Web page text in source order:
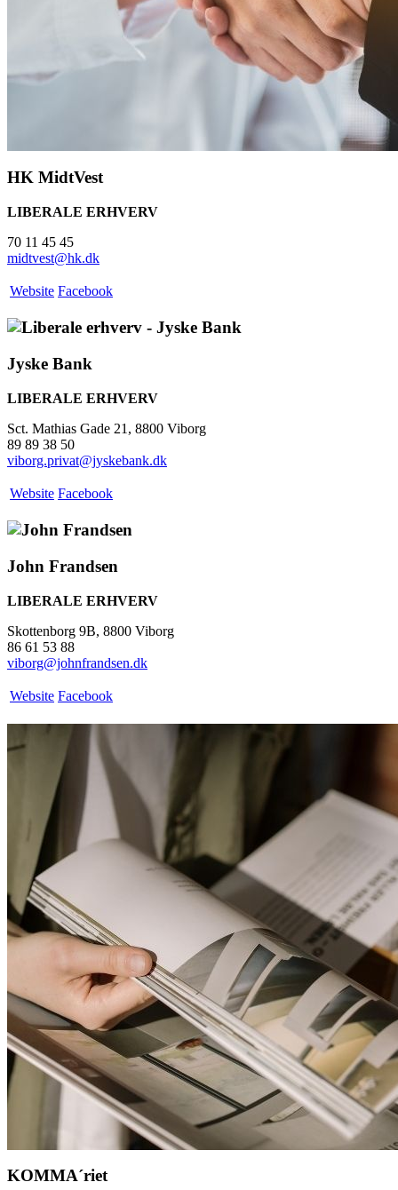
HK MidtVest
LIBERALE ERHVERV
70 11 45 45
midtvest@hk.dk
Website Facebook
Jyske Bank
LIBERALE ERHVERV
Sct. Mathias Gade 21, 8800 Viborg
89 89 38 50
viborg.privat@jyskebank.dk
Website Facebook
John Frandsen
LIBERALE ERHVERV
Skottenborg 9B, 8800 Viborg
86 61 53 88
viborg@johnfrandsen.dk
Website Facebook
KOMMA´riet